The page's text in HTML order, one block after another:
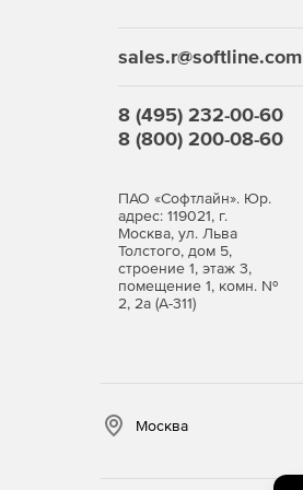
sales.r@softline.com
8 (495) 232-00-60
8 (800) 200-08-60
ПАО «Софтлайн». Юр.
адрес: 119021, г.
Москва, ул. Льва
Толстого, дом 5,
строение 1, этаж 3,
помещение 1, комн. №
2, 2а (А-311)
Москва